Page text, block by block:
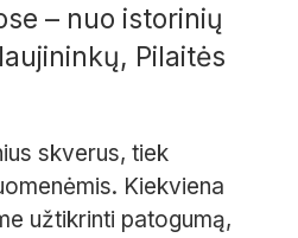
– nuo istorinių
Pilaitės
skverus, tiek
Kiekviena
užtikrinti patogumą,